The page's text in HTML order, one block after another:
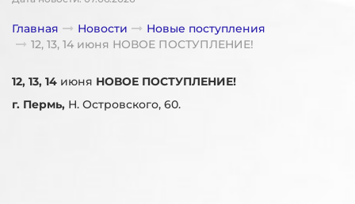
Главная Новости
Новые поступления
12, 13, 14 июня НОВОЕ ПОСТУПЛЕНИЕ!
12, 13, 14 июня НОВОЕ ПОСТУПЛЕНИЕ!
г. Пермь, Н. Островского, 60.